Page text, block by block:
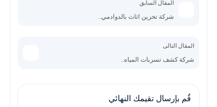
المقال السابق
شركة تخزين اثاث بالدوادمي..
المقال التالى
شركة كشف تسربات المياه..
قُم بإرسال تقيمك النهائي